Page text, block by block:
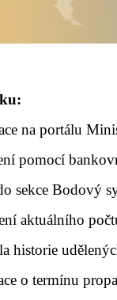
na portálu
pomocí
sekce Bodový
aktuálního
historie
o termínu